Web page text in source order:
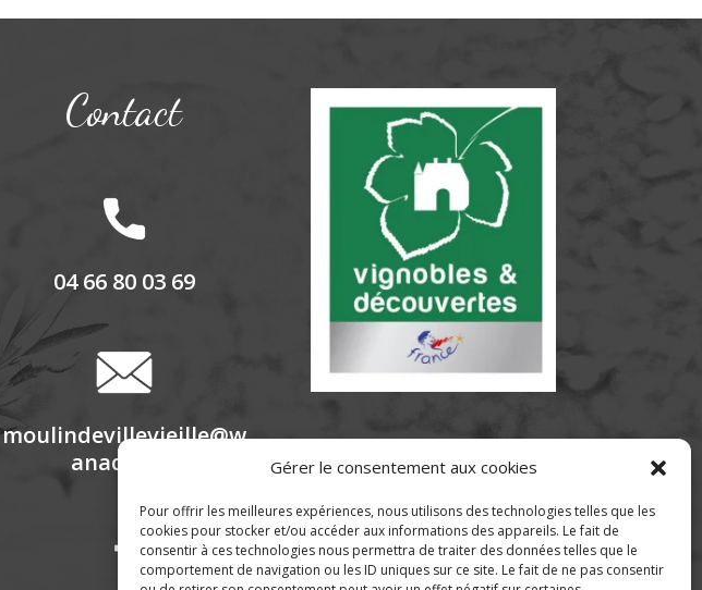
Gérer le consentement aux cookies
Pour offrir les meilleures expériences, nous utilisons des technologies telles que les
cookies pour stocker et/ou accéder aux informations des appareils. Le fait de
consentir à ces technologies nous permettra de traiter des données telles que le
comportement de navigation ou les ID uniques sur ce site. Le fait de ne pas consentir
Contact
04 66 80 03 69
moulindevillevieille@w
anadoo.fr